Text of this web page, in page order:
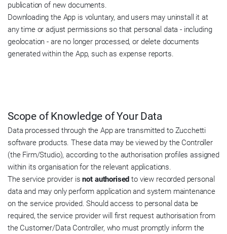
publication of new documents.
Downloading the App is voluntary, and users may uninstall it at
any time or adjust permissions so that personal data - including
geolocation - are no longer processed, or delete documents
generated within the App, such as expense reports.
Scope of Knowledge of Your Data
Data processed through the App are transmitted to Zucchetti
software products. These data may be viewed by the Controller
(the Firm/Studio), according to the authorisation profiles assigned
within its organisation for the relevant applications.
The service provider isnot authorisedto view recorded personal
data and may only perform application and system maintenance
on the service provided. Should access to personal data be
required, the service provider will first request authorisation from
the Customer/Data Controller, who must promptly inform the